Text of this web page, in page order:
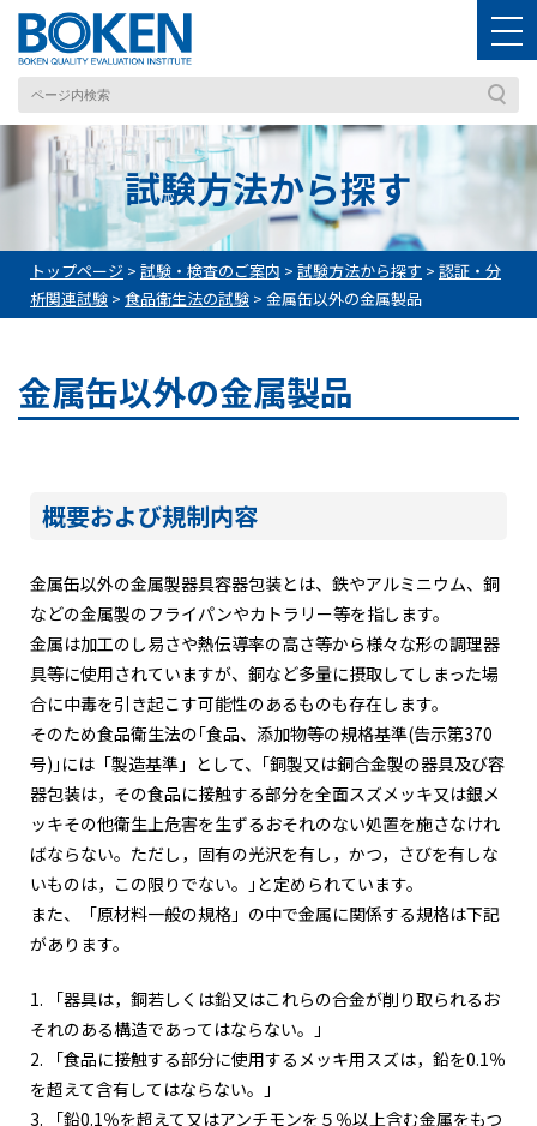
試験方法から探す
トップページ > 試験・検査のご案内 > 試験方法から探す > 認証・分
析関連試験 > 食品衛生法の試験 > 金属缶以外の金属製品
金属缶以外の金属製品
概要および規制内容
金属缶以外の金属製器具容器包装とは、鉄やアルミニウム、銅
などの金属製のフライパンやカトラリー等を指します。
金属は加工のし易さや熱伝導率の高さ等から様々な形の調理器
具等に使用されていますが、銅など多量に摂取してしまった場
合に中毒を引き起こす可能性のあるものも存在します。
そのため食品衛生法の｢食品、添加物等の規格基準(告示第370
号)｣には「製造基準」として、｢銅製又は銅合金製の器具及び容
器包装は，その食品に接触する部分を全面スズメッキ又は銀メ
ッキその他衛生上危害を生ずるおそれのない処置を施さなけれ
ばならない。ただし，固有の光沢を有し，かつ，さびを有しな
いものは，この限りでない。｣と定められています。
また、「原材料一般の規格」の中で金属に関係する規格は下記
があります。
1. 「器具は，銅若しくは鉛又はこれらの合金が削り取られるお
それのある構造であってはならない。」
2. 「食品に接触する部分に使用するメッキ用スズは，鉛を0.1％
を超えて含有してはならない。」
3. 「鉛0.1％を超えて又はアンチモンを５％以上含む金属をもつ